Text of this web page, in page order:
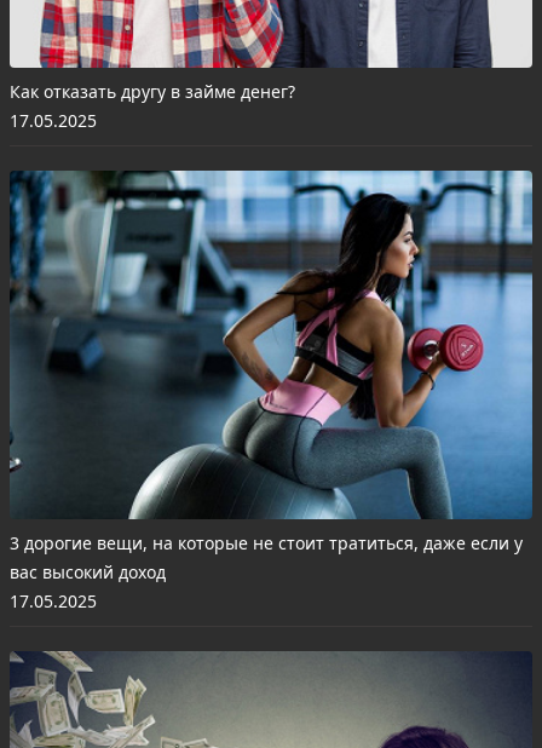
Как отказать другу в займе денег?
17.05.2025
3 дорогие вещи, на которые не стоит тратиться, даже если у
вас высокий доход
17.05.2025